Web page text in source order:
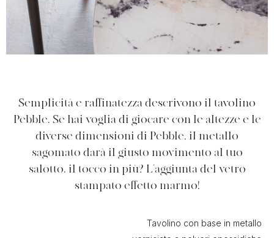
Semplicità e raffinatezza descrivono il tavolino
Pebble. Se hai voglia di giocare con le altezze e le
diverse dimensioni di Pebble, il metallo
sagomato darà il giusto movimento al tuo
salotto. il tocco in più? L’aggiunta del vetro
stampato effetto marmo!
Tavolino con base in metallo